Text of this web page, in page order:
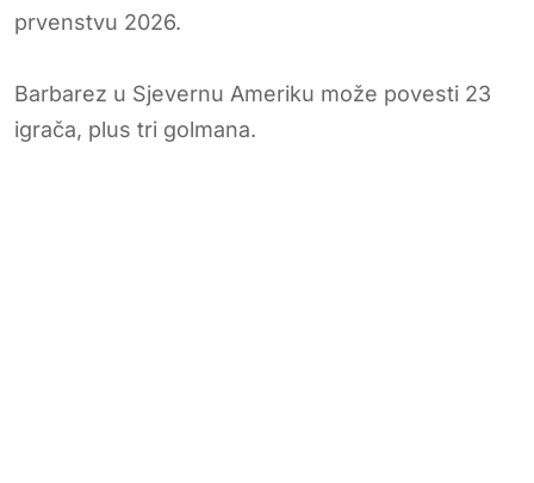
prvenstvu 2026.
Barbarez u Sjevernu Ameriku može povesti 23
igrača, plus tri golmana.